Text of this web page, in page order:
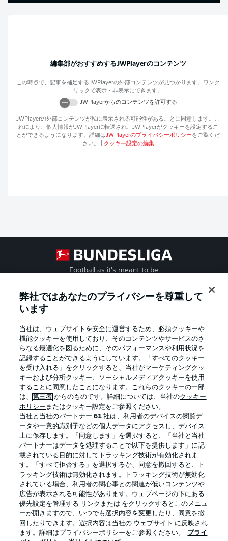
編集部がおすすめするJWPlayerのコンテンツ
この時点で、記事を補足するJWPlayerの外部コンテンツが見つかります。ワンク
リックで表示・非表示にできます。
JWPlayerからのコンテンツを許可する
JWPlayerの外部コンテンツが私に表示される可能性があることに同意します。こ
れにより、個人情報がJWPlayerに転送され、 JWPlayerがクッキーを設定するこ
とができるようになります。詳細はJWPlayerのプライバシーポリシーをご覧くだ
さい。
クッキー設定の編集
Football as it's meant to be
Official Partners
プライバシー・ポリシー 優先設定を管理する
利用条件 放送局
求人 選手
弊社ではあなたのプライバシーを尊重して
います
当社は、ウェブサイトを安全に運営するため、必須クッキーや
機能クッキーを使用しており、そのコンテンツやサービスのさ
らなる最適化を図るために、そのパフォーマンスや利用状況を
記録することができるようにしています。「すべてのクッキー
を受け入れる」をクリックすると、当社がマーケティングクッ
キーおよび分析クッキー、ソーシャルメディアクッキーを使用
することに同意したことになります。これらのクッキーの一部
は、第三者 からのものです。詳細については、当社のクッキー
ポリシー またはクッキー設定をご参照ください。
当社と当社のパートナー61 社は、利用者のデバイスの閲覧デ
ータや一意的識別子などの個人データにアクセスし、デバイス
上に保存します。「同意します」を選択すると、「当社と当社
パートナーはデータを処理することで以下を提供します」に記
載されている目的に対してトラッキング技術が有効化されま
す。「すべて拒否する」を選択するか、同意を撤回すると、ト
ラッキング技術は無効化されます。トラッキング技術が無効化
されている場合、利用者の関心事との関連が低いコンテンツや
広告が表示される可能性があります。ウェブページの下にある
優先設定を管理する リンクまたは をクリックするとこのメニュ
ーが開きますので、いつでも選択内容を変更したり、同意を撤
回したりできます。選択内容は当社の ウェブサイト に反映され
ます。詳細はプライバシーポリシーをご参照ください。
プライ